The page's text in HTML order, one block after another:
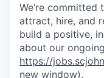
We’re
attract, hire, and
build a positive,
about our
https://
new window).